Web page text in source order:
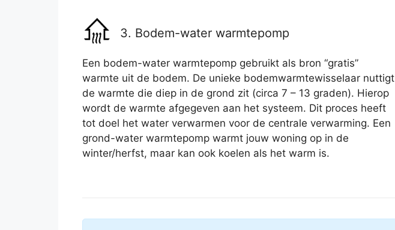
3. Bodem-water warmtepomp
Een bodem-water warmtepomp gebruikt als bron “gratis”
warmte uit de bodem. De unieke bodemwarmtewisselaar nuttigt
de warmte die diep in de grond zit (circa 7 – 13 graden). Hierop
wordt de warmte afgegeven aan het systeem. Dit proces heeft
tot doel het water verwarmen voor de centrale verwarming. Een
grond-water warmtepomp warmt jouw woning op in de
winter/herfst, maar kan ook koelen als het warm is.